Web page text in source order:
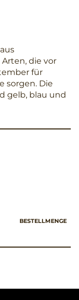
die vor
für
sorgen. Die
gelb, blau und
BESTELLMENGE